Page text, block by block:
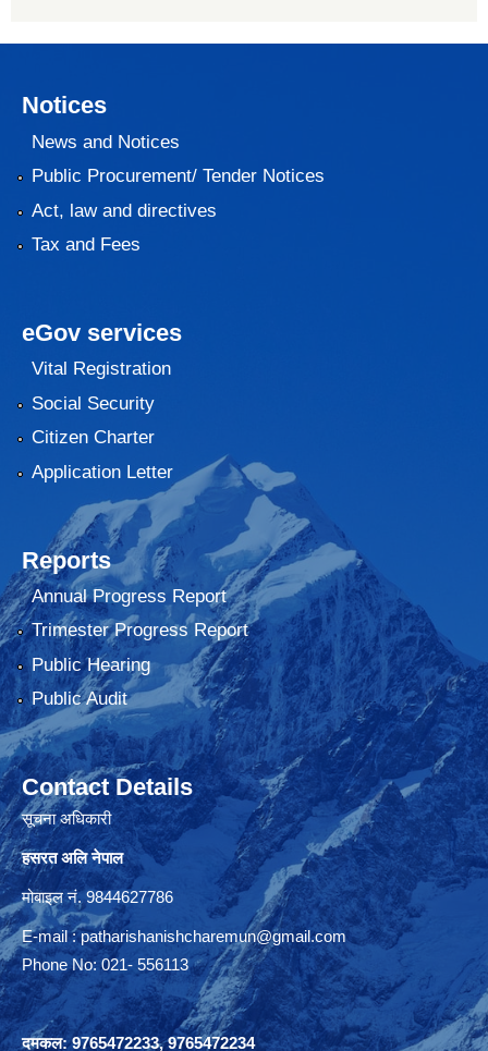
Notices
News and Notices
Public Procurement/ Tender Notices
Act, law and directives
Tax and Fees
eGov services
Vital Registration
Social Security
Citizen Charter
Application Letter
Reports
Annual Progress Report
Trimester Progress Report
Public Hearing
Public Audit
Contact Details
सूचना अधिकारी
हसरत अलि नेपाल
मोबाइल नं. 9844627786
E-mail :patharishanishcharemun@gmail.com
Phone No: 021- 556113
दमकल: 9765472233, 9765472234